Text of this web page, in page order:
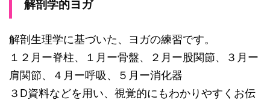
解剖学的ヨガ
解剖生理学に基づいた、ヨガの練習です。
１２月ー脊柱、１月ー骨盤、２月ー股関節、３月ー
肩関節、４月ー呼吸、５月ー消化器
３D資料などを用い、視覚的にもわかりやすくお伝